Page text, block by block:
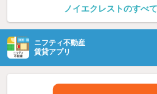
ノイエクレストのすべ
ニフティ不動産
賃貸アプリ